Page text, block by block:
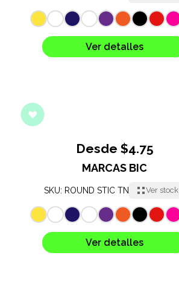
Sublimación
Ver detalles
Desde $4.75
MARCAS BIC
SKU: ROUND STIC TN Ver stock
Ver detalles